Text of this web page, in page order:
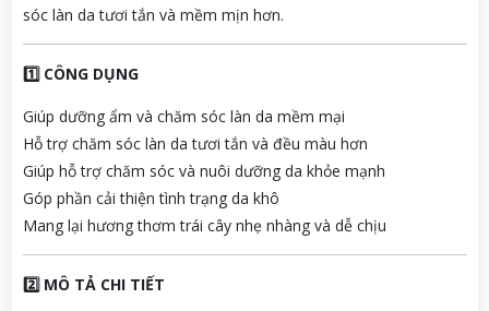
sóc làn datươitắn và mềm mịn hơn.
1️⃣ CÔNG DỤNG
Giúp dưỡng ẩm và chăm sóc làn da mềm mại
Hỗtrợ chăm sóc làn datươitắn và đều màu hơn
Giúp hỗtrợ chăm sóc và nuôi dưỡng da khỏe mạnh
Góp phần cảithiệntìnhtrạng da khô
Mang lại hươngthơmtrái cây nhẹ nhàng và dễ chịu
2️⃣ MÔ TẢ CHI TIẾT